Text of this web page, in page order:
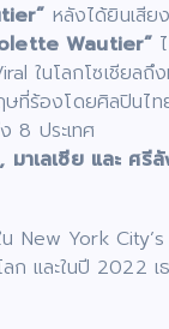
หลังได้ยินเสีย
Wautier”
ในโลกโซเชียลถึ
ษที่ร้องโดยศิลปิน
8 ประเทศ
าเลเซีย และ ศรีลั
New York
ละในปี 2022 เธ